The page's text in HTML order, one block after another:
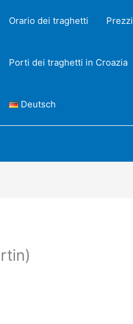
Orario dei traghetti Prezzi
Porti dei traghetti in Croazia
Deutsch